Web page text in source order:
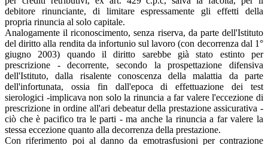
debitore rinunciante, di limitare espressamente gli effetti della
propria rinuncia al solo capitale.
Analogamente il riconoscimento, senza riserva, da parte dell'Istituto
del diritto alla rendita da infortunio sul lavoro (con decorrenza dal 1°
giugno 2003) quando il diritto sarebbe già stato estinto per
prescrizione - decorrente, secondo la prospettazione difensiva
dell'Istituto, dalla risalente conoscenza della malattia da parte
dell'infortunata, ossia fin dall'epoca di effettuazione dei test
sierologici -implicava non solo la rinuncia a far valere l'eccezione di
prescrizione in ordine all'ari debeatur della prestazione assicurativa -
ciò che è pacifico tra le parti - ma anche la rinuncia a far valere la
stessa eccezione quanto alla decorrenza della prestazione.
Con riferimento poi al danno da emotrasfusioni per contrazione